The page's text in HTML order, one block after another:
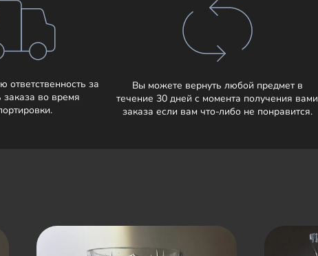
ответственность за
заказа во время
Вы можете вернуть любой предмет в
течение 30 дней с момента получения вами
заказа если вам что-либо не понравится.